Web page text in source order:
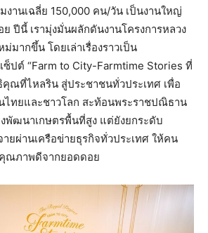
งานเฉลี่ย 150,000 คน/วัน เป็นงานใหญ่
ปีนี้ เรามุ่งมั่นผลักดันงานโครงการหลวง
มากขึ้น โดยเล่าเรื่องราวเป็น
ปต์ “Farm to City-Farmtime Stories ที่
ณที่ไหลริน สู่ประชาชนทั่วประเทศ เพื่อ
ทยและชาวโลก สะท้อนพระราชปณิธาน
พัฒนาเกษตรพื้นที่สูง แต่ยังยกระดับ
ยผ่านเครือข่ายธุรกิจทั่วประเทศ ให้คน
ณภาพดีจากยอดดอย